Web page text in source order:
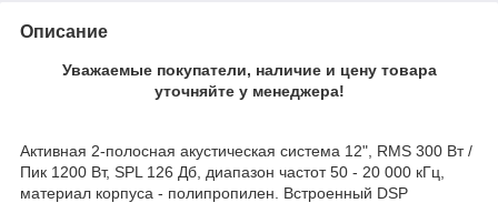
Описание
Уважаемые покупатели, наличие и цену товара
уточняйте у менеджера!
Активная 2-полосная акустическая система 12", RMS 300 Вт /
Пик 1200 Вт, SPL 126 Дб, диапазон частот 50 - 20 000 кГц,
материал корпуса - полипропилен. Встроенный DSP